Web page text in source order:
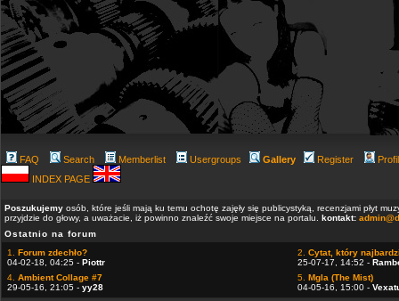
FAQ Search Memberlist Usergroups Gallery Register
INDEX PAGE
Poszukujemy osób, które jeśli mają ku temu ochotę zajęły się publicystyką, recenzjami płyt
przyjdzie do głowy, a uważacie, iż powinno znaleźć swoje miejsce na portalu. kontakt:
Ostatnio na forum
1. Forum zdechło?
04-02-18, 04:25 - Piottr
2. Cytat, który
25-07-17, 14:52 -
4. Ambient Collage #7
29-05-16, 21:05 - yy28
5. Mgla (The Mist)
04-05-16, 15:00 -